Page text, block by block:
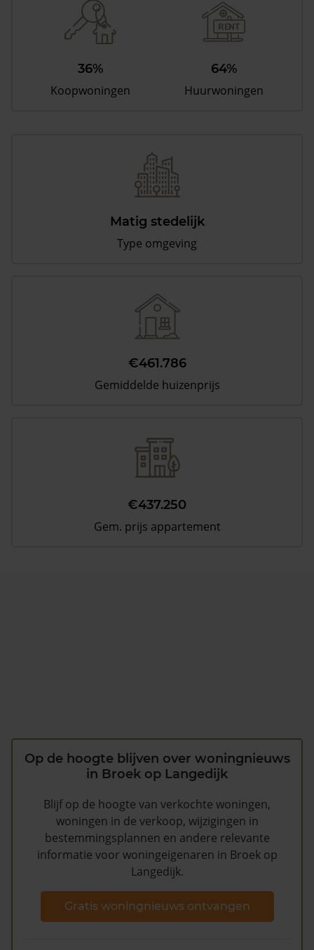
36%
Koopwoningen
64%
Huurwoningen
Matig stedelijk
Type omgeving
€461.786
Gemiddelde huizenprijs
€437.250
Gem. prijs appartement
Op de hoogte blijven over woningnieuws
in Broek op Langedijk
Blijf op de hoogte van verkochte woningen,
woningen in de verkoop, wijzigingen in
bestemmingsplannen en andere relevante
informatie voor woningeigenaren in Broek op
Langedijk.
Gratis woningnieuws ontvangen